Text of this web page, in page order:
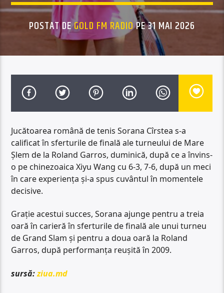
POSTAT DEGOLD FM RADIOPE 31 MAI 2026
Jucătoarea română de tenis Sorana Cîrstea s-a
calificat în sferturile de finală ale turneului de Mare
Șlem de la Roland Garros, duminică, după ce a învins-
o pe chinezoaica Xiyu Wang cu 6-3, 7-6, după un meci
în care experiența și-a spus cuvântul în momentele
decisive.
Grație acestui succes, Sorana ajunge pentru a treia
oară în carieră în sferturile de finală ale unui turneu
de Grand Slam și pentru a doua oară la Roland
Garros, după performanța reușită în 2009.
sursă:ziua.md